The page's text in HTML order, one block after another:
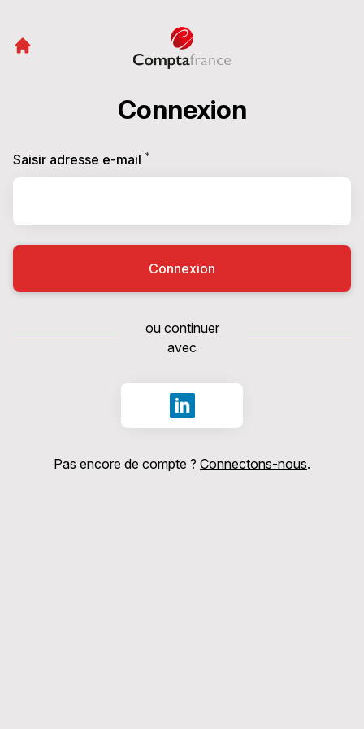
Connexion
Saisir adresse e-mail *
Connexion
ou continuer
avec
Se connecter avec LinkedIn
Pas encore de compte ? Connectons-nous.